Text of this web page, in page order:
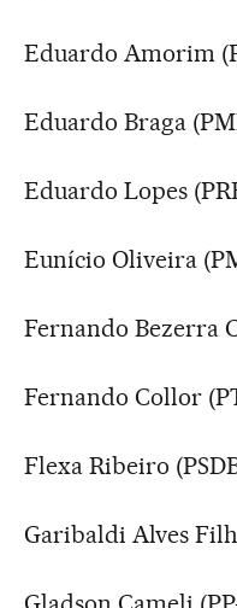
Eduardo Amorim
Eduardo Braga
Eduardo Lopes
Eunício Oliveira
Fernando Bezerra
Fernando Collor
Flexa Ribeiro
Garibaldi Alves